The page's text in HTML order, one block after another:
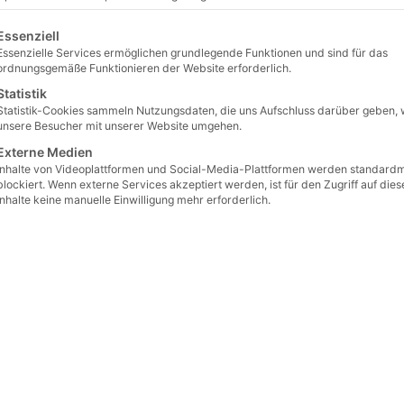
Mauerstein
zu großen Findlingen und Quadern sind unsere
Mauer eine filigranere und feinere Optik.
Sie alle Arten von handlichen Mauersteinen um eine
Mauersteine gespalten
eine Liste der Service-Gruppen, für die eine
Services ermöglichen grundlegende Funktionen und sind für das
Funktionieren der Website erforderlich.
Cookies sammeln Nutzungsdaten, die uns Aufschluss darüber geben,
Besucher mit unserer Website umgehen.
Medien
von Videoplattformen und Social-Media-Plattformen werden
Wenn externe Services akzeptiert werden, ist für den Zugriff auf
keine manuelle Einwilligung mehr erforderlich.